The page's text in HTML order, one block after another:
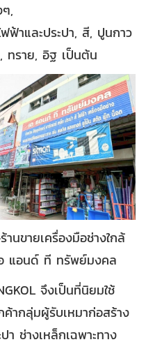
,
ฟ้าและประปา, สี, ปูนกาว
ทราย, อิฐ เป็นต้น
นขายเครื่องมือช่างใกล้
แอนด์ ที ทรัพย์มงคล
จึงเป็นที่นิยมใช้
ค้ากลุ่มผู้รับเหมาก่อสร้าง
า ช่างเหล็กเฉพาะทาง